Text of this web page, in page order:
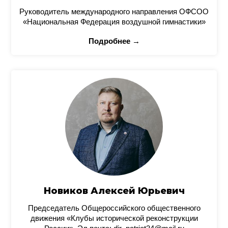
Руководитель международного направления ОФСОО
«Национальная Федерация воздушной гимнастики»
Подробнее →
Новиков Алексей Юрьевич
Председатель Общероссийского общественного
движения «Клубы исторической реконструкции